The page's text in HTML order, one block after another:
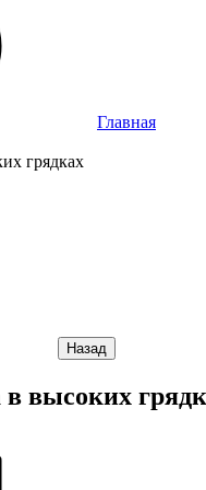
Главная
грядках
Назад
высоких